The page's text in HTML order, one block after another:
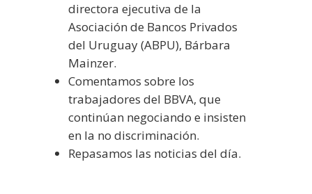
directora ejecutiva de la
Asociación de Bancos Privados
del Uruguay (ABPU), Bárbara
Mainzer.
Comentamos sobre los
trabajadores del BBVA, que
continúan negociando e insisten
en la no discriminación.
Repasamos las noticias del día.